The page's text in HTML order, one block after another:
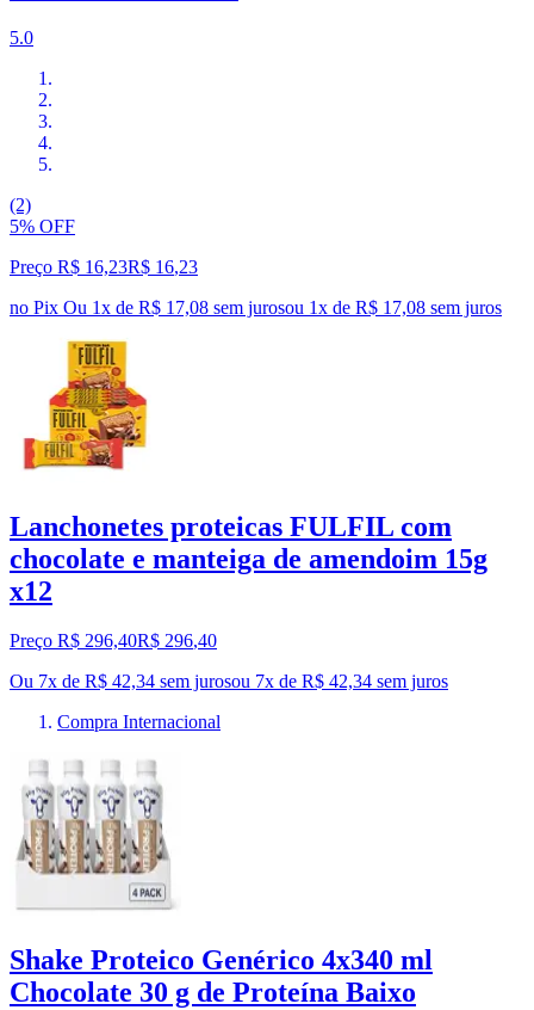
5.0
(2)
5% OFF
Preço R$ 16,23R$ 16,23
no Pix Ou 1x de R$ 17,08 sem jurosou 1x de R$ 17,08 sem juros
Lanchonetes proteicas FULFIL com
chocolate e manteiga de amendoim 15g
x12
Preço R$ 296,40R$ 296,40
Ou 7x de R$ 42,34 sem jurosou 7x de R$ 42,34 sem juros
Compra Internacional
Shake Proteico Genérico 4x340 ml
Chocolate 30 g de Proteína Baixo